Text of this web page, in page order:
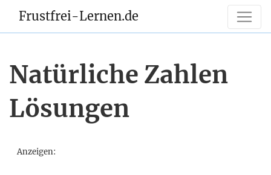
Frustfrei-Lernen.de
Natürliche Zahlen
Lösungen
Anzeigen: